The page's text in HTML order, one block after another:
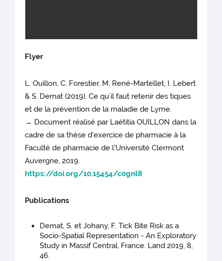
Flyer
L. Ouillon, C. Forestier, M. René-Martellet, I. Lebert
& S. Dernat (2019). Ce qu’il faut retenir des tiques
et de la prévention de la maladie de Lyme.
→ Document réalisé par Laëtitia OUILLON dans la
cadre de sa thèse d'exercice de pharmacie à la
Faculté de pharmacie de l'Université Clermont
Auvergne, 2019.
https://doi.org/10.15454/c0gnl8
Publications
Dernat, S. et Johany, F. Tick Bite Risk as a
Socio-Spatial Representation - An Exploratory
Study in Massif Central, France. Land 2019, 8,
46.